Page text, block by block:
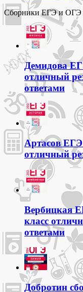
Сборники ЕГЭ и ОГЭ
Демидова
отличный
ответами
Артасов ЕГЭ
отличный
Вербицкая
класс
ответами
Добротин